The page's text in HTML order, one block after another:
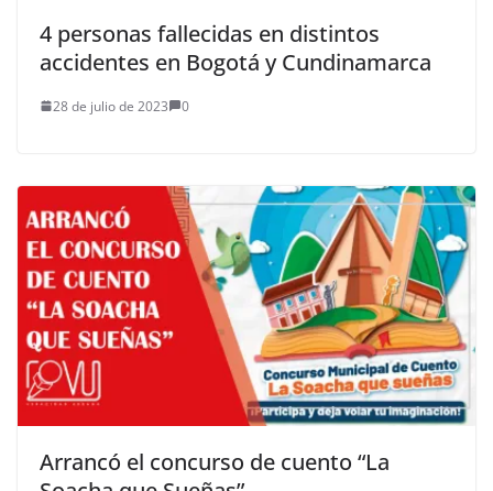
4 personas fallecidas en distintos
accidentes en Bogotá y Cundinamarca
28 de julio de 2023 0
Arrancó el concurso de cuento “La